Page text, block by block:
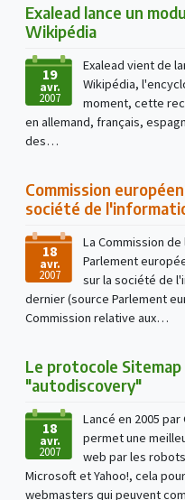
Exalead lance un
Wikipédia
19
avr.
2007
Exalead vient de
Wikipédia,
moment, cette
en allemand, français,
des…
Commission
société de
18
avr.
2007
La Commission
Parlement
sur la société de
dernier (source Parlement
Commission relative aux…
Le protocole
"autodiscovery"
18
avr.
2007
Lancé en 2005
permet une
web par les
Microsoft et Yahoo!, cela
webmasters qui peuvent